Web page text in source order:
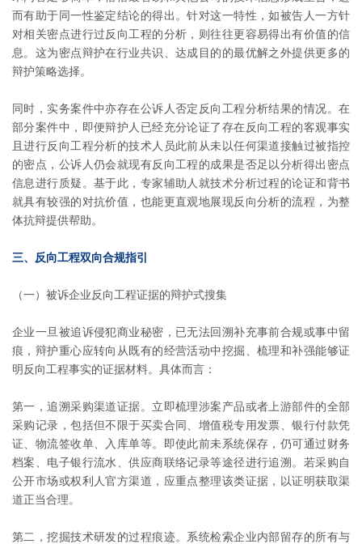
而有助于同一性鉴定结论的得出。针对这一特性，如被告人一方针
对相关密点进行过反向工程的分析，则往往更容易得出有价值的信
息。这为密点辩护在行业共识、达成目的的最优解之外提供更多的
辩护策略选择。
同时，实务案件中亦存在公诉人否定反向工程分析结果的情况。在
部分案件中，即便辩护人已经充分论证了存在反向工程的客观事实
且进行反向工程分析的技术人员此前从未以任何渠道接触过被指控
的密点，公诉人仍会就现有反向工程的成果是否足以分析得出密点
信息进行质疑。基于此，专家辅助人就技术分析过程的论证和背书
就具有较强的对抗价值，也能更直观地展现反向分析的流程，为整
体抗辩提供帮助。
三、反向工程双向合规指引
（一）被诉企业反向工程证据的辩护式搜集
企业一旦被追诉侵犯商业秘密，已无法回溯补充事前合规或事中留
痕，辩护重心应转向从既有的经营活动中挖掘、梳理和补强能够证
明反向工程事实的证据材料。具体而言：
第一，追溯采购渠道证据。立即梳理涉案产品或者上游部件的全部
采购记录，包括但不限于买卖合同、增值税专用发票、银行付款凭
证、物流签收单、入库单等。即使此前未系统保存，仍可通过财务
档案、电子银行流水、供应商联络记录等途径进行追溯。若采购自
公开市场或权利人官方渠道，应重点整理该类证据，以证明获取渠
道正当合理。
第二，挖掘技术研发的过程痕迹。系统检索企业内部留存的所有与